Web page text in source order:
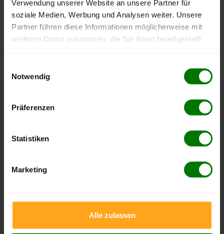
Verwendung unserer Website an unsere Partner für
soziale Medien, Werbung und Analysen weiter. Unsere
Partner führen diese Informationen möglicherweise mit
weiteren Daten zusammen, die Sie ihnen bereitgestellt
Notwendig
Präferenzen
Statistiken
Marketing
Alle zulassen
lose Ware Sackware
Die aktuelle Preisentwicklung für Holzpellets in Deutschland
können Sie jederzeit auf unsererPelletspreise-Seite
Höchst- und Tiefststände der
Pelletspreise für lose Holzpellets und Holzpellets
Sackware in Hochdorf-Assenheim
. Das dazugehörige
Lose Holzpellets